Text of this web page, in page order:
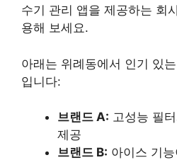
수기 관리 앱을 제공하는 회
용해 보세요.
아래는 위례동에서 인기 있
입니다:
브랜드 A: 고성능 필
제공
브랜드 B: 아이스 기